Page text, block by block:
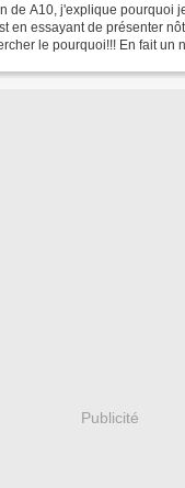
de A10, j'explique pourquoi
en essayant de présenter
le pourquoi!!! En fait un
Publicité